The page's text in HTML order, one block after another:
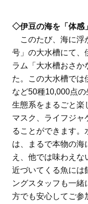
◇伊豆の海を「体感
このたび、海に浮
号」の大水槽にて、
ラム「大水槽おさか
た。この大水槽では
など50種10,000点
生態系をまるごと楽
マスク、ライフジャ
ることができます
は、まるで本物の海
え、他では味わえ
近づいてくる魚には
ングスタッフも一緒
方でも安心してご参